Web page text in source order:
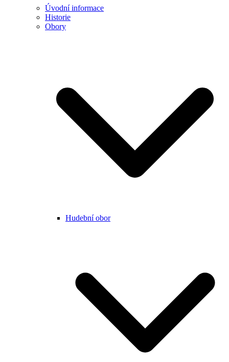
Úvodní informace
Historie
Obory
Hudební obor